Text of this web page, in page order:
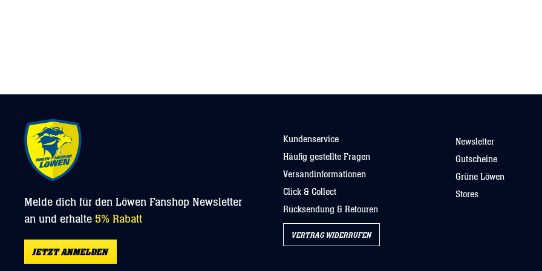
Melde dich für den Löwen Fanshop Newsletter
an und erhalte 5% Rabatt
JETZT ANMELDEN
Kundenservice
Häufig gestellte Fragen
Versandinformationen
Click & Collect
Rücksendung & Retouren
Newsletter
Gutscheine
Grüne Löwen
Stores
VERTRAG WIDERRUFEN